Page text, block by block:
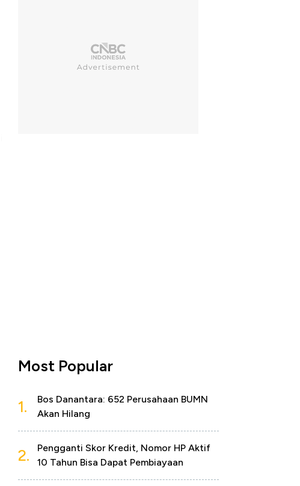
Most Popular
1.
Bos Danantara: 652 Perusahaan BUMN
Akan Hilang
2.
Pengganti Skor Kredit, Nomor HP Aktif
10 Tahun Bisa Dapat Pembiayaan